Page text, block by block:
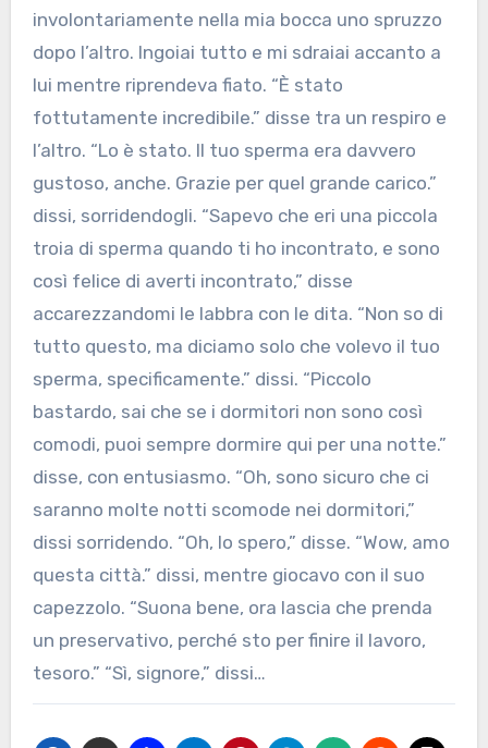
involontariamente nella mia bocca uno spruzzo
dopo l’altro. Ingoiai tutto e mi sdraiai accanto a
lui mentre riprendeva fiato. “È stato
fottutamente incredibile.” disse tra un respiro e
l’altro. “Lo è stato. Il tuo sperma era davvero
gustoso, anche. Grazie per quel grande carico.”
dissi, sorridendogli. “Sapevo che eri una piccola
troia di sperma quando ti ho incontrato, e sono
così felice di averti incontrato,” disse
accarezzandomi le labbra con le dita. “Non so di
tutto questo, ma diciamo solo che volevo il tuo
sperma, specificamente.” dissi. “Piccolo
bastardo, sai che se i dormitori non sono così
comodi, puoi sempre dormire qui per una notte.”
disse, con entusiasmo. “Oh, sono sicuro che ci
saranno molte notti scomode nei dormitori,”
dissi sorridendo. “Oh, lo spero,” disse. “Wow, amo
questa città.” dissi, mentre giocavo con il suo
capezzolo. “Suona bene, ora lascia che prenda
un preservativo, perché sto per finire il lavoro,
tesoro.” “Sì, signore,” dissi…